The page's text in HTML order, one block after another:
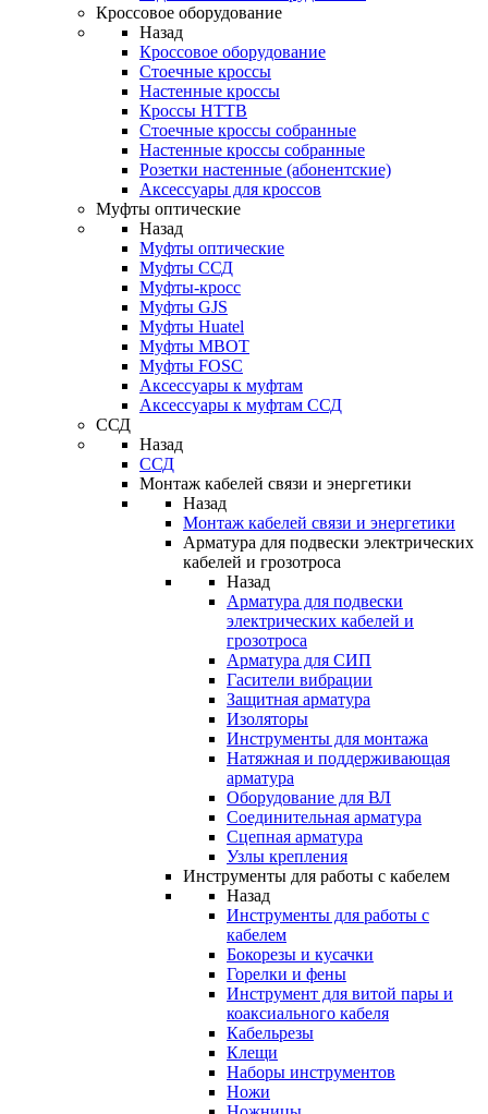
Кроссовое оборудование
Назад
Кроссовое оборудование
Стоечные кроссы
Настенные кроссы
Кроссы HTTB
Стоечные кроссы собранные
Настенные кроссы собранные
Розетки настенные (абонентские)
Аксессуары для кроссов
Муфты оптические
Назад
Муфты оптические
Муфты ССД
Муфты-кросс
Муфты GJS
Муфты Huatel
Муфты МВОТ
Муфты FOSC
Аксессуары к муфтам
Аксессуары к муфтам ССД
ССД
Назад
ССД
Монтаж кабелей связи и энергетики
Назад
Монтаж кабелей связи и энергетики
Арматура для подвески электрических
кабелей и грозотроса
Назад
Арматура для подвески
электрических кабелей и
грозотроса
Арматура для СИП
Гасители вибрации
Защитная арматура
Изоляторы
Инструменты для монтажа
Натяжная и поддерживающая
арматура
Оборудование для ВЛ
Соединительная арматура
Сцепная арматура
Узлы крепления
Инструменты для работы с кабелем
Назад
Инструменты для работы с
кабелем
Бокорезы и кусачки
Горелки и фены
Инструмент для витой пары и
коаксиального кабеля
Кабельрезы
Клещи
Наборы инструментов
Ножи